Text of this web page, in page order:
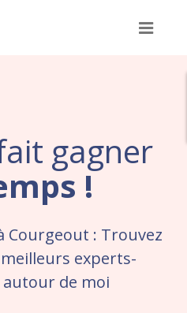
Menu
gagner
!
Courgeout : Trouvez
experts-
de moi